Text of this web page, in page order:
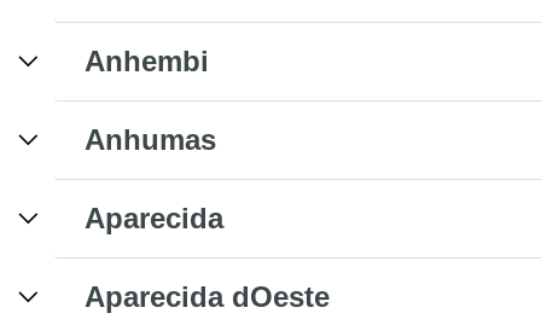
Anhembi
Anhumas
Aparecida
Aparecida dOeste